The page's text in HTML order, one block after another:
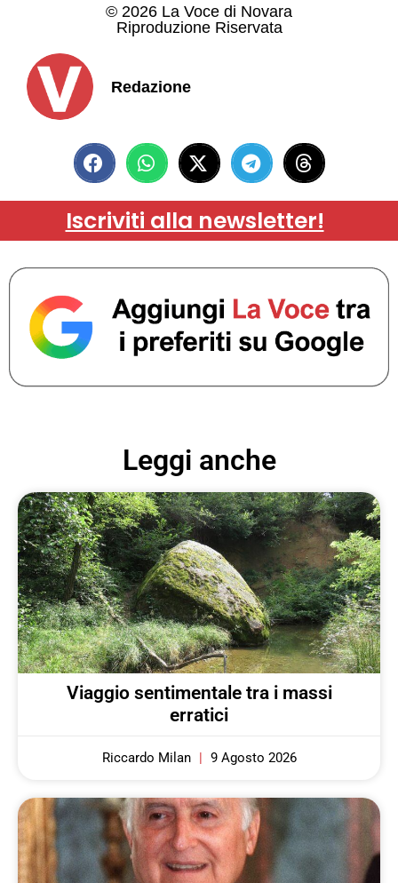
© 2026 La Voce di Novara
Riproduzione Riservata
Redazione
Iscriviti alla newsletter!
Leggi anche
Viaggio sentimentale tra i massi
erratici
Riccardo Milan 9 Agosto 2026